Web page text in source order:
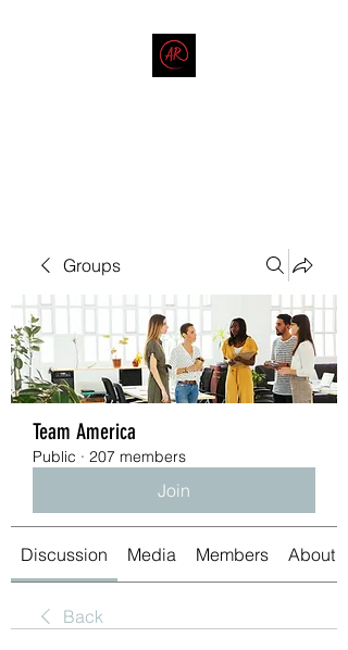
Groups
Team America
Public · 207 members
Join
Discussion Media Members About
Back